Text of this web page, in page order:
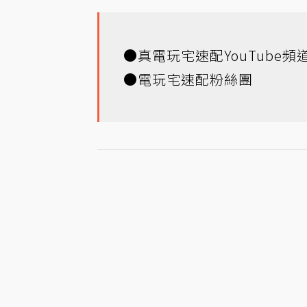
●真電玩宅速配YouTube頻
●電玩宅速配粉絲團